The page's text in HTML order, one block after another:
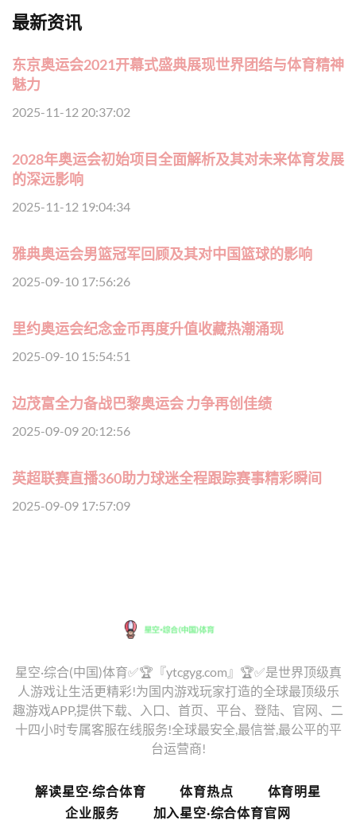
最新资讯
东京奥运会2021开幕式盛典展现世界团结与体育精神
魅力
2025-11-12 20:37:02
2028年奥运会初始项目全面解析及其对未来体育发展
的深远影响
2025-11-12 19:04:34
雅典奥运会男篮冠军回顾及其对中国篮球的影响
2025-09-10 17:56:26
里约奥运会纪念金币再度升值收藏热潮涌现
2025-09-10 15:54:51
边茂富全力备战巴黎奥运会 力争再创佳绩
2025-09-09 20:12:56
英超联赛直播360助力球迷全程跟踪赛事精彩瞬间
2025-09-09 17:57:09
星空·综合(中国)体育✅🏆『ytcgyg.com』🏆✅是世界顶级真
人游戏让生活更精彩!为国内游戏玩家打造的全球最顶级乐
趣游戏APP,提供下载、入口、首页、平台、登陆、官网、二
十四小时专属客服在线服务!全球最安全,最信誉,最公平的平
台运营商!
解读星空·综合体育 体育热点
体育明星
企业服务
加入星空·综合体育官网